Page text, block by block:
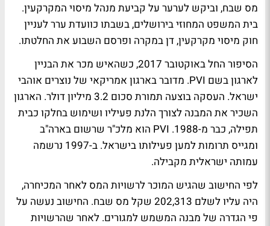
מס שבח, וביקש לערער על קביעת מנהל מיסוי המקרקעין.
בית המשפט המחוזי בירושלים, בשבתו כוועדת ערר לעניין
חוק מיסוי מקרקעין, דן במקרה ופרסם השבוע את החלטתו.
הסיפור החל באוקטובר 2017, כשהאיש מכר את הבניין
לארגון בשם PVI. מדובר בארגון אמריקאי של נוצרים אוהבי
ישראל. העסקה בוצעה תמורת סכום 3.2 מיליון דולר. הארגון
השכיר את המבנה לצורך הלנת פעיליו ושימוש בחלקו כבית
תפילה, כבר מ-1988. PVI הוא מלכ"ר שרשום בארה"ב
ומגייס תרומות למען פעילותו בישראל. ב-1997 נרשמה
עמותה ישראלית מקבילה.
לפי החישוב שהגיש המוכר לרשויות המס לאחר המכיחרה,
היה עליו לשלם 202,313 שקל מס שבח. החישוב נעשה על
פי הגדרה של מבנה המשמש למגורים. לאחר שהרשויות